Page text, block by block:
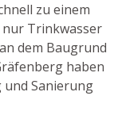
zu einem
Trinkwasser
dem Baugrund
haben
Sanierung